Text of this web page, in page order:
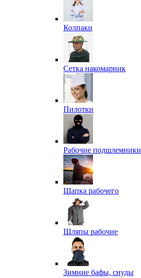
Колпаки
Сетка накомарник
Пилотки
Рабочие подшлемники
Шапка рабочего
Шляпы рабочие
Зимние бафы, снуды